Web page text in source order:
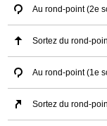
Au rond-point (2e
Sortez du rond-
Au rond-point (1e
Sortez du rond-